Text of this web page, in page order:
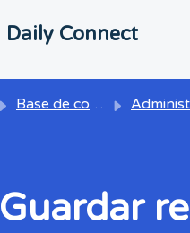
Daily Connect
Base de conocimientos
Guardar